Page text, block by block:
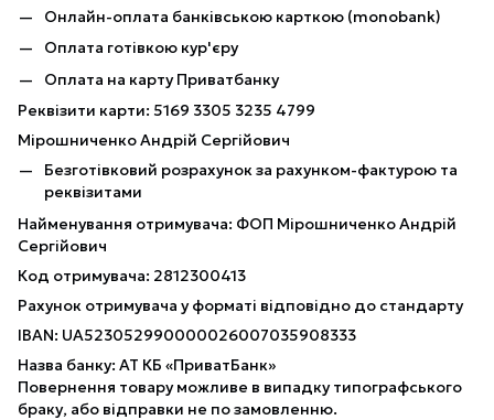
Онлайн-оплата банківською карткою (monobank)
Оплата готівкою кур'єру
Оплата на карту Приватбанку
Реквізити карти: 5169 3305 3235 4799
Мірошниченко Андрій Сергійович
Безготівковий розрахунок за рахунком-фактурою та
реквізитами
Найменування отримувача: ФОП Мірошниченко Андрій
Сергійович
Код отримувача: 2812300413
Рахунок отримувача у форматі відповідно до стандарту
IBAN: UA523052990000026007035908333
Назва банку: АТ КБ «ПриватБанк»
Повернення товару можливе в випадку типографського
браку, або відправки не по замовленню.